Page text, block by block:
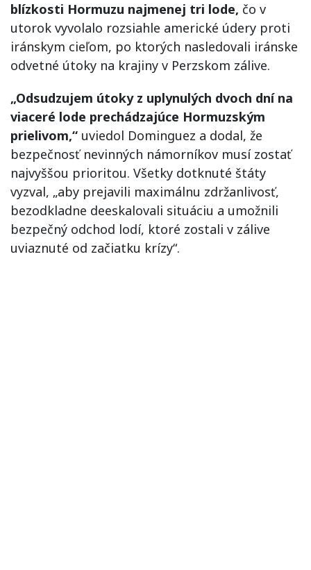
blízkosti Hormuzu najmenej tri lode, čo v
utorok vyvolalo rozsiahle americké údery proti
iránskym cieľom, po ktorých nasledovali iránske
odvetné útoky na krajiny v Perzskom zálive.
„Odsudzujem útoky z uplynulých dvoch dní na
viaceré lode prechádzajúce Hormuzským
prielivom,“ uviedol Dominguez a dodal, že
bezpečnosť nevinných námorníkov musí zostať
najvyššou prioritou. Všetky dotknuté štáty
vyzval, „aby prejavili maximálnu zdržanlivosť,
bezodkladne deeskalovali situáciu a umožnili
bezpečný odchod lodí, ktoré zostali v zálive
uviaznuté od začiatku krízy“.